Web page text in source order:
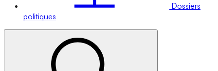
Dossiers
politiques